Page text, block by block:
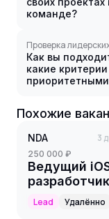
команде?
Проверка
Как вы
какие
Похожие
NDA 3
250 000 ₽
Ведущий
разработчик
(Messaging /
Matrix)
Lead Удалённо